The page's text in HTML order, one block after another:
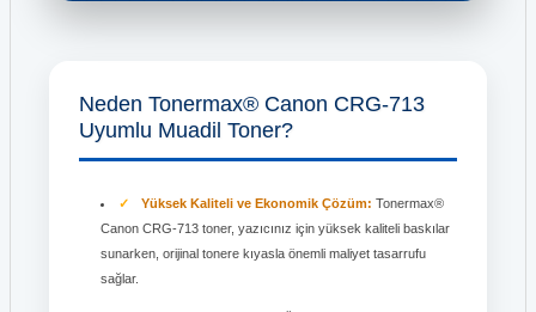
Neden Tonermax® Canon CRG-713
Uyumlu Muadil Toner?
Yüksek Kaliteli ve Ekonomik Çözüm: Tonermax®
Canon CRG-713 toner, yazıcınız için yüksek kaliteli baskılar
sunarken, orijinal tonere kıyasla önemli maliyet tasarrufu
sağlar.